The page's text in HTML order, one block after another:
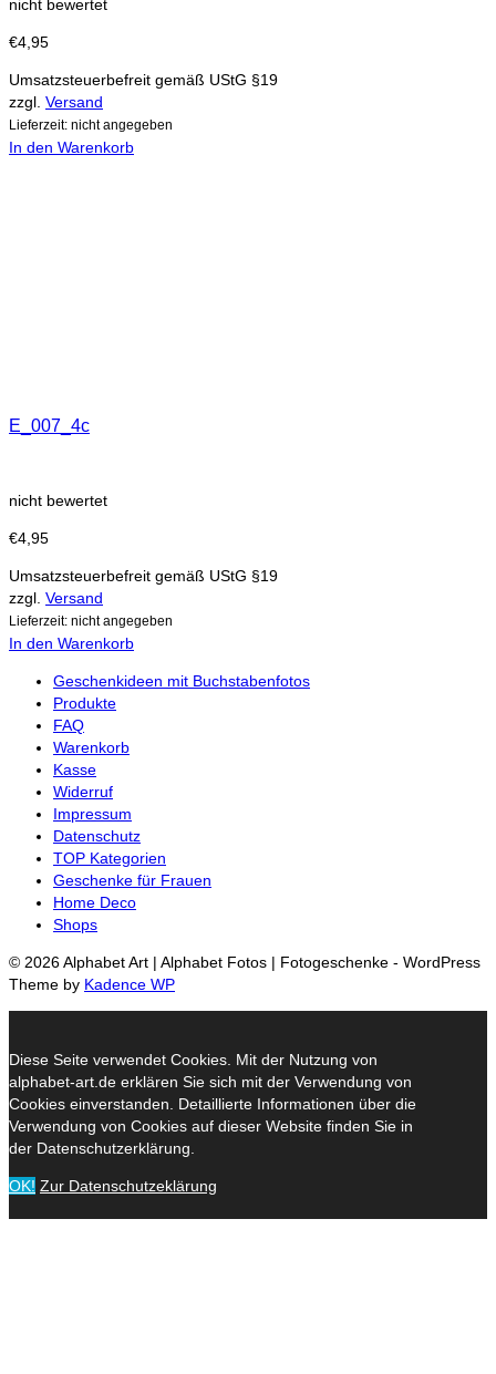
nicht bewertet
€4,95
Umsatzsteuerbefreit gemäß UStG §19
zzgl. Versand
Lieferzeit: nicht angegeben
In den Warenkorb
E_007_4c
nicht bewertet
€4,95
Umsatzsteuerbefreit gemäß UStG §19
zzgl. Versand
Lieferzeit: nicht angegeben
In den Warenkorb
Geschenkideen mit Buchstabenfotos
Produkte
FAQ
Warenkorb
Kasse
Widerruf
Impressum
Datenschutz
TOP Kategorien
Geschenke für Frauen
Home Deco
Shops
© 2026 Alphabet Art | Alphabet Fotos | Fotogeschenke - WordPress
Theme by Kadence WP
Diese Seite verwendet Cookies. Mit der Nutzung von
alphabet-art.de erklären Sie sich mit der Verwendung von
Cookies einverstanden. Detaillierte Informationen über die
Verwendung von Cookies auf dieser Website finden Sie in
der Datenschutzerklärung.
OK! Zur Datenschutzeklärung